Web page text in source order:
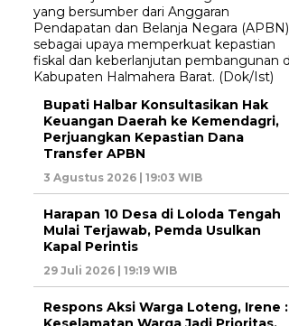
Bupati Halbar Konsultasikan Hak
Keuangan Daerah ke Kemendagri,
Perjuangkan Kepastian Dana
Transfer APBN
3 Agustus 2026 | 19:03 WIB
Harapan 10 Desa di Loloda Tengah
Mulai Terjawab, Pemda Usulkan
Kapal Perintis
29 Juli 2026 | 19:19 WIB
Respons Aksi Warga Loteng, Irene :